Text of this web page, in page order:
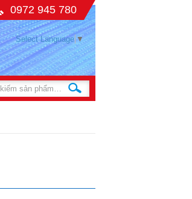
0972 945 780
Select Language ▼